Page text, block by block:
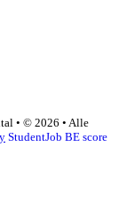
• © 2026 • Alle
StudentJob BE score